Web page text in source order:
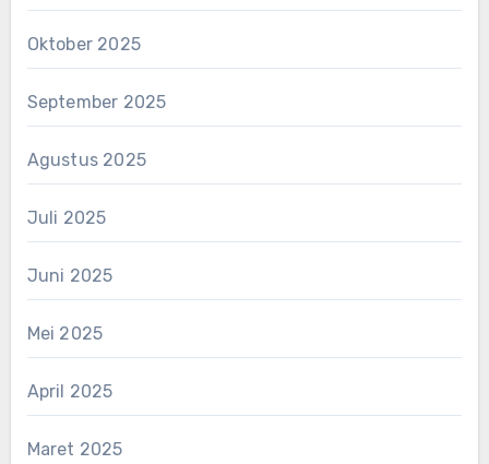
Oktober 2025
September 2025
Agustus 2025
Juli 2025
Juni 2025
Mei 2025
April 2025
Maret 2025